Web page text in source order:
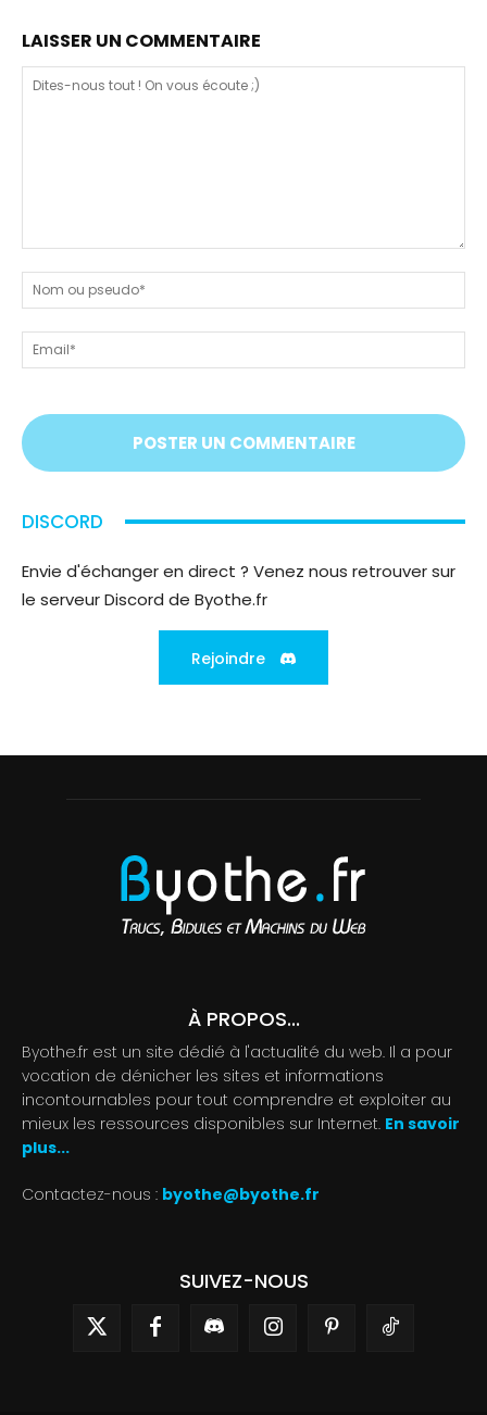
LAISSER UN COMMENTAIRE
nous
tout
!
On
vous
;)
ou
DISCORD
Envie d'échanger en direct ? Venez nous retrouver sur
le serveur Discord de Byothe.fr
Rejoindre
À PROPOS...
Byothe.fr est un site dédié à l'actualité du web. Il a pour
vocation de dénicher les sites et informations
incontournables pour tout comprendre et exploiter au
mieux les ressources disponibles sur Internet. En savoir
plus...
Contactez-nous : byothe@byothe.fr
SUIVEZ-NOUS